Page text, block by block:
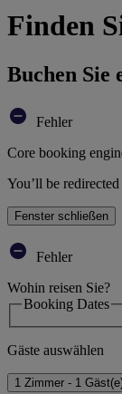
Finden
Buchen Sie
Fehler
Core booking
You’ll be
Fenster schließen
Fehler
Wohin reisen Sie?
Booking Dates
Gäste auswählen
1 Zimmer - 1